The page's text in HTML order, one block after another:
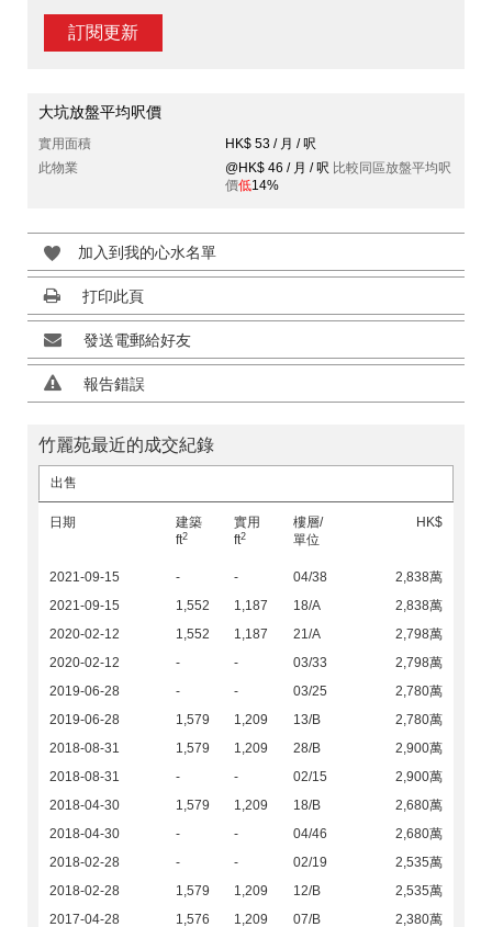
訂閱更新
大坑放盤平均呎價
實用面積
HK$ 53 / 月 / 呎
此物業
@HK$ 46 / 月 / 呎 比較同區放盤平均呎
價低14%
加入到我的心水名單
打印此頁
發送電郵給好友
報告錯誤
竹麗苑最近的成交紀錄
出售
日期
建築
ft2
實用
ft2
樓層/
單位
HK$
2021-09-15 - - 04/38
2,838萬
2021-09-15
1,552 1,187 18/A
2,838萬
2020-02-12
1,552 1,187 21/A
2,798萬
2020-02-12
- - 03/33
2,798萬
2019-06-28
- - 03/25
2,780萬
2019-06-28
1,579 1,209 13/B
2,780萬
2018-08-31
1,579 1,209 28/B
2,900萬
2018-08-31
- - 02/15
2,900萬
2018-04-30
1,579 1,209 18/B
2,680萬
2018-04-30
- - 04/46
2,680萬
2018-02-28
- - 02/19
2,535萬
2018-02-28
1,579 1,209 12/B
2,535萬
2017-04-28
1,576 1,209 07/B 2,380萬